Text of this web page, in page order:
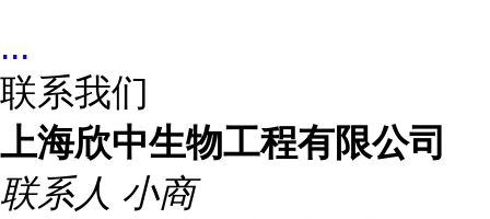
...
联系我们
上海欣中生物工程有限公司
联系人 小商